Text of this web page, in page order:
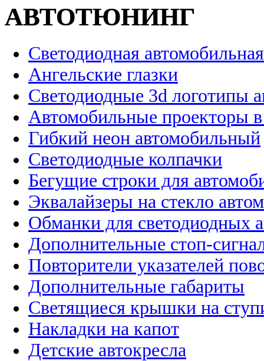
АВТОТЮНИНГ
Светодиодная
Ангельские глазки
Светодиодные 3d логотипы
Автомобильные проекторы
Гибкий неон автомобильный
Светодиодные колпачки
Бегущие строки для
Эквалайзеры на стекло
Обманки для светодиодных
Дополнительные стоп-
Повторители указателей
Дополнительные габариты
Светящиеся крышки на
Накладки на капот
Детские автокресла